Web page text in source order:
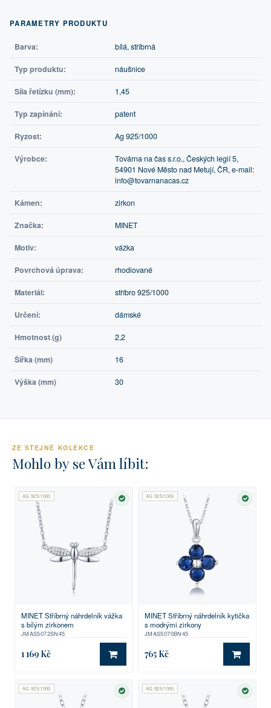
PARAMETRY PRODUKTU
Barva: bílá, stříbrná
Typ produktu: náušnice
Síla řetízku (mm): 1,45
Typ zapínání: patent
Ryzost: Ag 925/1000
Výrobce:
Továrna na čas s.r.o., Českých legií 5,
54901 Nové Město nad Metují, ČR, e-mail:
info@tovarnanacas.cz
Kámen: zirkon
Značka: MINET
Motiv: vážka
Povrchová úprava: rhodiované
Materiál: stříbro 925/1000
Určení: dámské
Hmotnost (g) 2,2
Šířka (mm) 16
Výška (mm) 30
ZE STEJNÉ KOLEKCE
Mohlo by se Vám líbit:
AG 925/1000
SKLADEM
MINET Stříbrný náhrdelník vážka
s bílým zirkonem
JMAS5072SN45
1 169 Kč DO KOŠÍKU
AG 925/1000
MINET Stříbrný náhrdelník kytička
s modrými zirkony
JMAS5070BN45
765 Kč DO
AG 925/1000
SKLADEM
AG 925/1000